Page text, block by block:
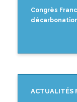
Congrès
décarbonation
ACTUALITÉS